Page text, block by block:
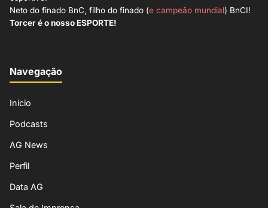
Neto do finado BnC, filho do finado (e campeão mundial) BnCI!
Torcer é o nosso ESPORTE!
Navegação
Início
Podcasts
AG News
Perfil
Data AG